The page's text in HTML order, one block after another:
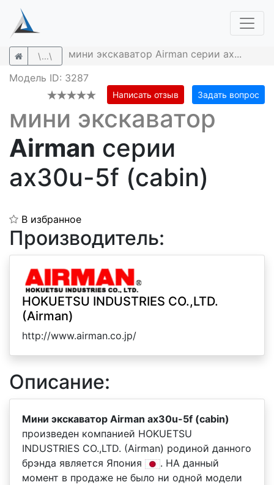
\...\
мини экскаватор Airman серии ax...
Модель ID: 3287
Написать отзыв Задать вопрос
мини экскаватор
Airman серии
ax30u-5f (cabin)
В избранное
Производитель:
HOKUETSU INDUSTRIES CO.,LTD.
(Airman)
http://www.airman.co.jp/
Описание:
Мини экскаватор Airman ax30u-5f (cabin)
произведен компанией HOKUETSU
INDUSTRIES CO.,LTD. (Airman) родиной данного
брэнда является Япония
. НА данный
момент в продаже не было ни одной модели